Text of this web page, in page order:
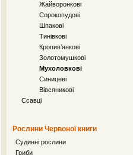
Жайворонкові
Сорокопудові
Шпакові
Тинівкові
Кропив’янкові
Золотомушкові
Мухоловкові
Синицеві
Вівсяникові
Ссавці
Рослини Червоної книги
Судинні рослини
Гриби